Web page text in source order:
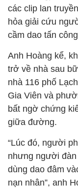
các clip lan
hỏa giải cứu
cầm dao tấn
Anh Hoàng kể,
trở về nhà sau
nhà 116 phố
Gia Viên và
bất ngờ chứng
giữa đường.
“Lúc đó, người
nhưng người
dùng dao đâm
nạn nhân”, anh